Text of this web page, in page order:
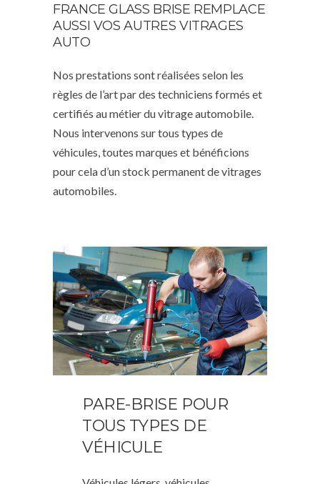
FRANCE GLASS BRISE REMPLACE
AUSSI VOS AUTRES VITRAGES
AUTO
Nos prestations sont réalisées selon les
règles de l’art par des techniciens formés et
certifiés au métier du vitrage automobile.
Nous intervenons sur tous types de
véhicules, toutes marques et bénéficions
pour cela d’un stock permanent de vitrages
automobiles.
PARE-BRISE POUR
TOUS TYPES DE
VÉHICULE